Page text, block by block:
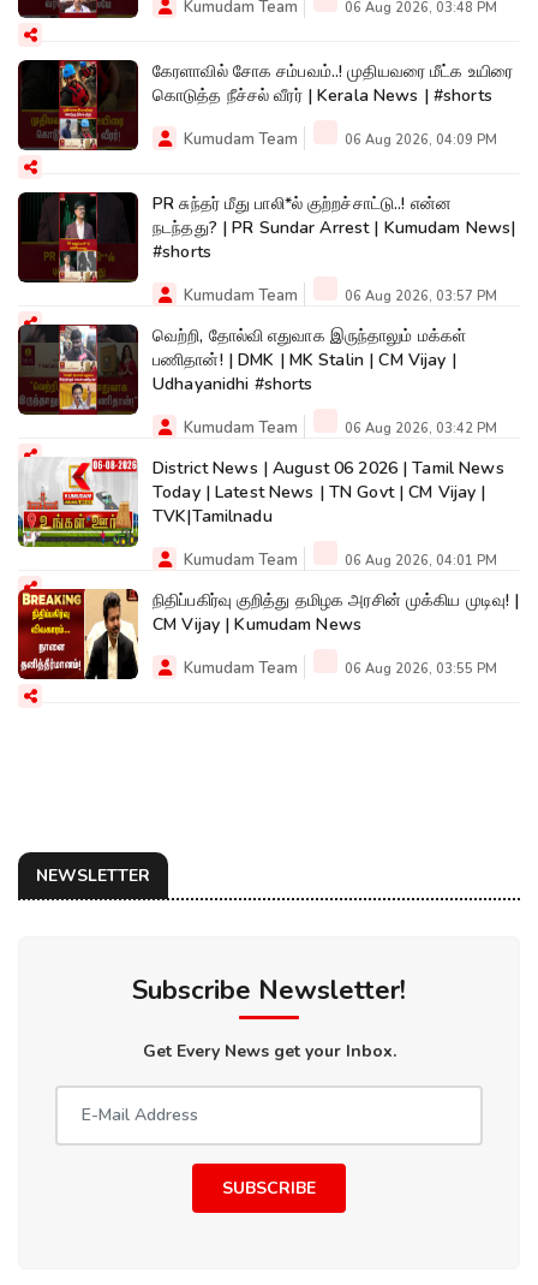
Kumudam Team 06 Aug 2026, 03:48 PM
கேரளாவில் சோக சம்பவம்..! முதியவரை மீட்க உயிரை
கொடுத்த நீச்சல் வீரர் | Kerala News | #shorts
Kumudam Team 06 Aug 2026, 04:09 PM
PR சுந்தர் மீது பாலி*ல் குற்றச்சாட்டு..! என்ன
நடந்தது? | PR Sundar Arrest | Kumudam News|
#shorts
Kumudam Team 06 Aug 2026, 03:57 PM
வெற்றி, தோல்வி எதுவாக இருந்தாலும் மக்கள்
பணிதான்! | DMK | MK Stalin | CM Vijay |
Udhayanidhi #shorts
Kumudam Team 06 Aug 2026, 03:42 PM
District News | August 06 2026 | Tamil News
Today | Latest News | TN Govt | CM Vijay |
TVK|Tamilnadu
Kumudam Team 06 Aug 2026, 04:01 PM
நிதிப்பகிர்வு குறித்து தமிழக அரசின் முக்கிய முடிவு! |
CM Vijay | Kumudam News
Kumudam Team 06 Aug 2026, 03:55 PM
NEWSLETTER
Subscribe Newsletter!
Get Every News get your Inbox.
SUBSCRIBE